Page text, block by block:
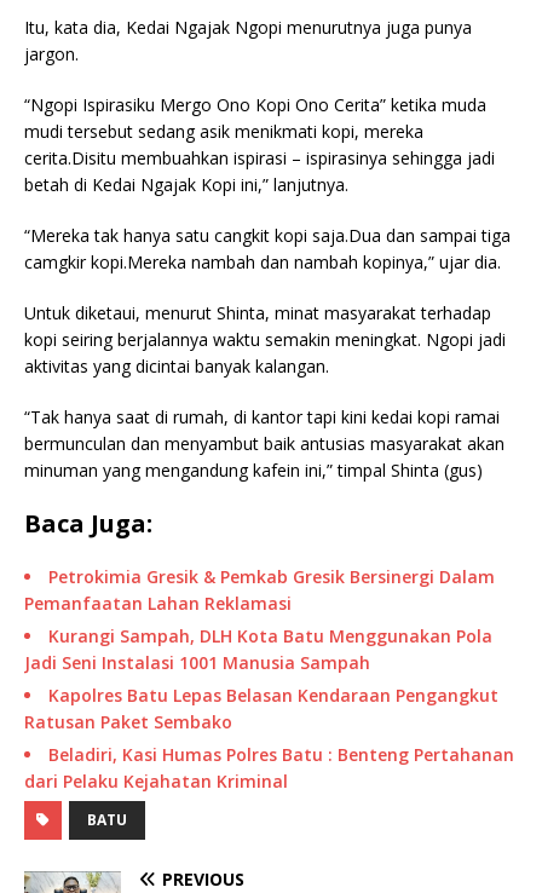
Itu, kata dia, Kedai Ngajak Ngopi menurutnya juga punya
jargon.
“Ngopi Ispirasiku Mergo Ono Kopi Ono Cerita” ketika muda
mudi tersebut sedang asik menikmati kopi, mereka
cerita.Disitu membuahkan ispirasi – ispirasinya sehingga jadi
betah di Kedai Ngajak Kopi ini,” lanjutnya.
“Mereka tak hanya satu cangkit kopi saja.Dua dan sampai tiga
camgkir kopi.Mereka nambah dan nambah kopinya,” ujar dia.
Untuk diketaui, menurut Shinta, minat masyarakat terhadap
kopi seiring berjalannya waktu semakin meningkat. Ngopi jadi
aktivitas yang dicintai banyak kalangan.
“Tak hanya saat di rumah, di kantor tapi kini kedai kopi ramai
bermunculan dan menyambut baik antusias masyarakat akan
minuman yang mengandung kafein ini,” timpal Shinta (gus)
Baca Juga:
Petrokimia Gresik & Pemkab Gresik Bersinergi Dalam
Pemanfaatan Lahan Reklamasi
Kurangi Sampah, DLH Kota Batu Menggunakan Pola
Jadi Seni Instalasi 1001 Manusia Sampah
Kapolres Batu Lepas Belasan Kendaraan Pengangkut
Ratusan Paket Sembako
Beladiri, Kasi Humas Polres Batu : Benteng Pertahanan
dari Pelaku Kejahatan Kriminal
BATU
PREVIOUS